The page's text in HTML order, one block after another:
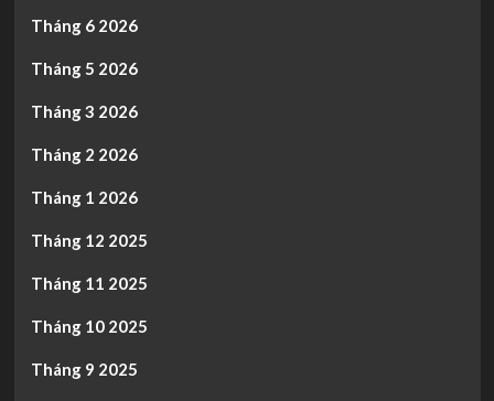
Tháng 6 2026
Tháng 5 2026
Tháng 3 2026
Tháng 2 2026
Tháng 1 2026
Tháng 12 2025
Tháng 11 2025
Tháng 10 2025
Tháng 9 2025